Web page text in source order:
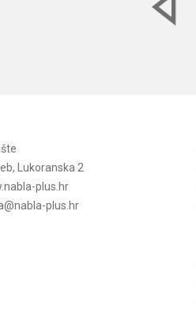
Lukoranska 2
plus.hr
plus.hr